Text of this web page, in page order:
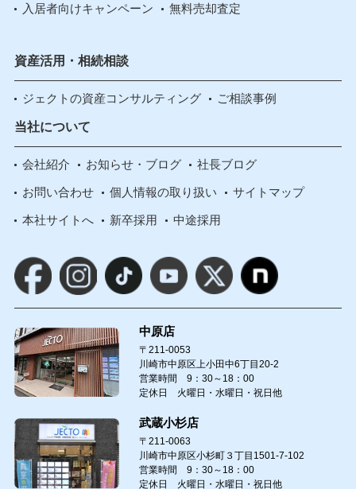
入居者向けキャンペーン 無料売却査定
資産活用・相続相談
ジェクトの資産コンサルティング ご相談事例
当社について
会社紹介 お知らせ・ブログ 社長ブログ
お問い合わせ 個人情報の取り扱い サイトマップ
本社サイトへ 新卒採用 中途採用
中原店
〒211-0053
川崎市中原区上小田中6丁目20-2
営業時間 9：30～18：00
定休日 火曜日・水曜日・祝日他
武蔵小杉店
〒211-0063
川崎市中原区小杉町３丁目1501-7-102
営業時間 9：30～18：00
定休日 火曜日・水曜日・祝日他